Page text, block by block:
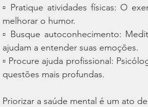
▫️ Pratique atividades físicas: O
melhorar o humor.
▫️ Busque autoconhecimento:
ajudam a entender suas emoções.
▫️ Procure ajuda profissional:
questões mais profundas.
Priorizar a saúde mental é um ato